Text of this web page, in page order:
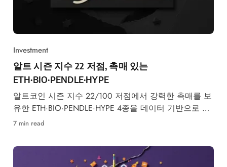
Investment
알트 시즌 지수 22 저점, 촉매 있는
ETH·BIO·PENDLE·HYPE
알트코인 시즌 지수 22/100 저점에서 강력한 촉매를 보
유한 ETH·BIO·PENDLE·HYPE 4종을 데이터 기반으로 엄
선했습니다.
7 min read